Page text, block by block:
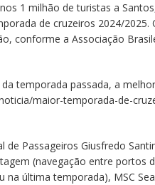
1 milhão de turistas a
de cruzeiros 2024/
conforme a Associação
temporada passada, a
maior-temporada-de-
de Passageiros Giusfredo
(navegação entre portos
na última temporada), MSC